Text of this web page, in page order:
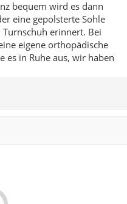
bequem wird es dann
eine gepolsterte Sohle
erinnert. Bei
eigene orthopädische
es in Ruhe aus, wir haben